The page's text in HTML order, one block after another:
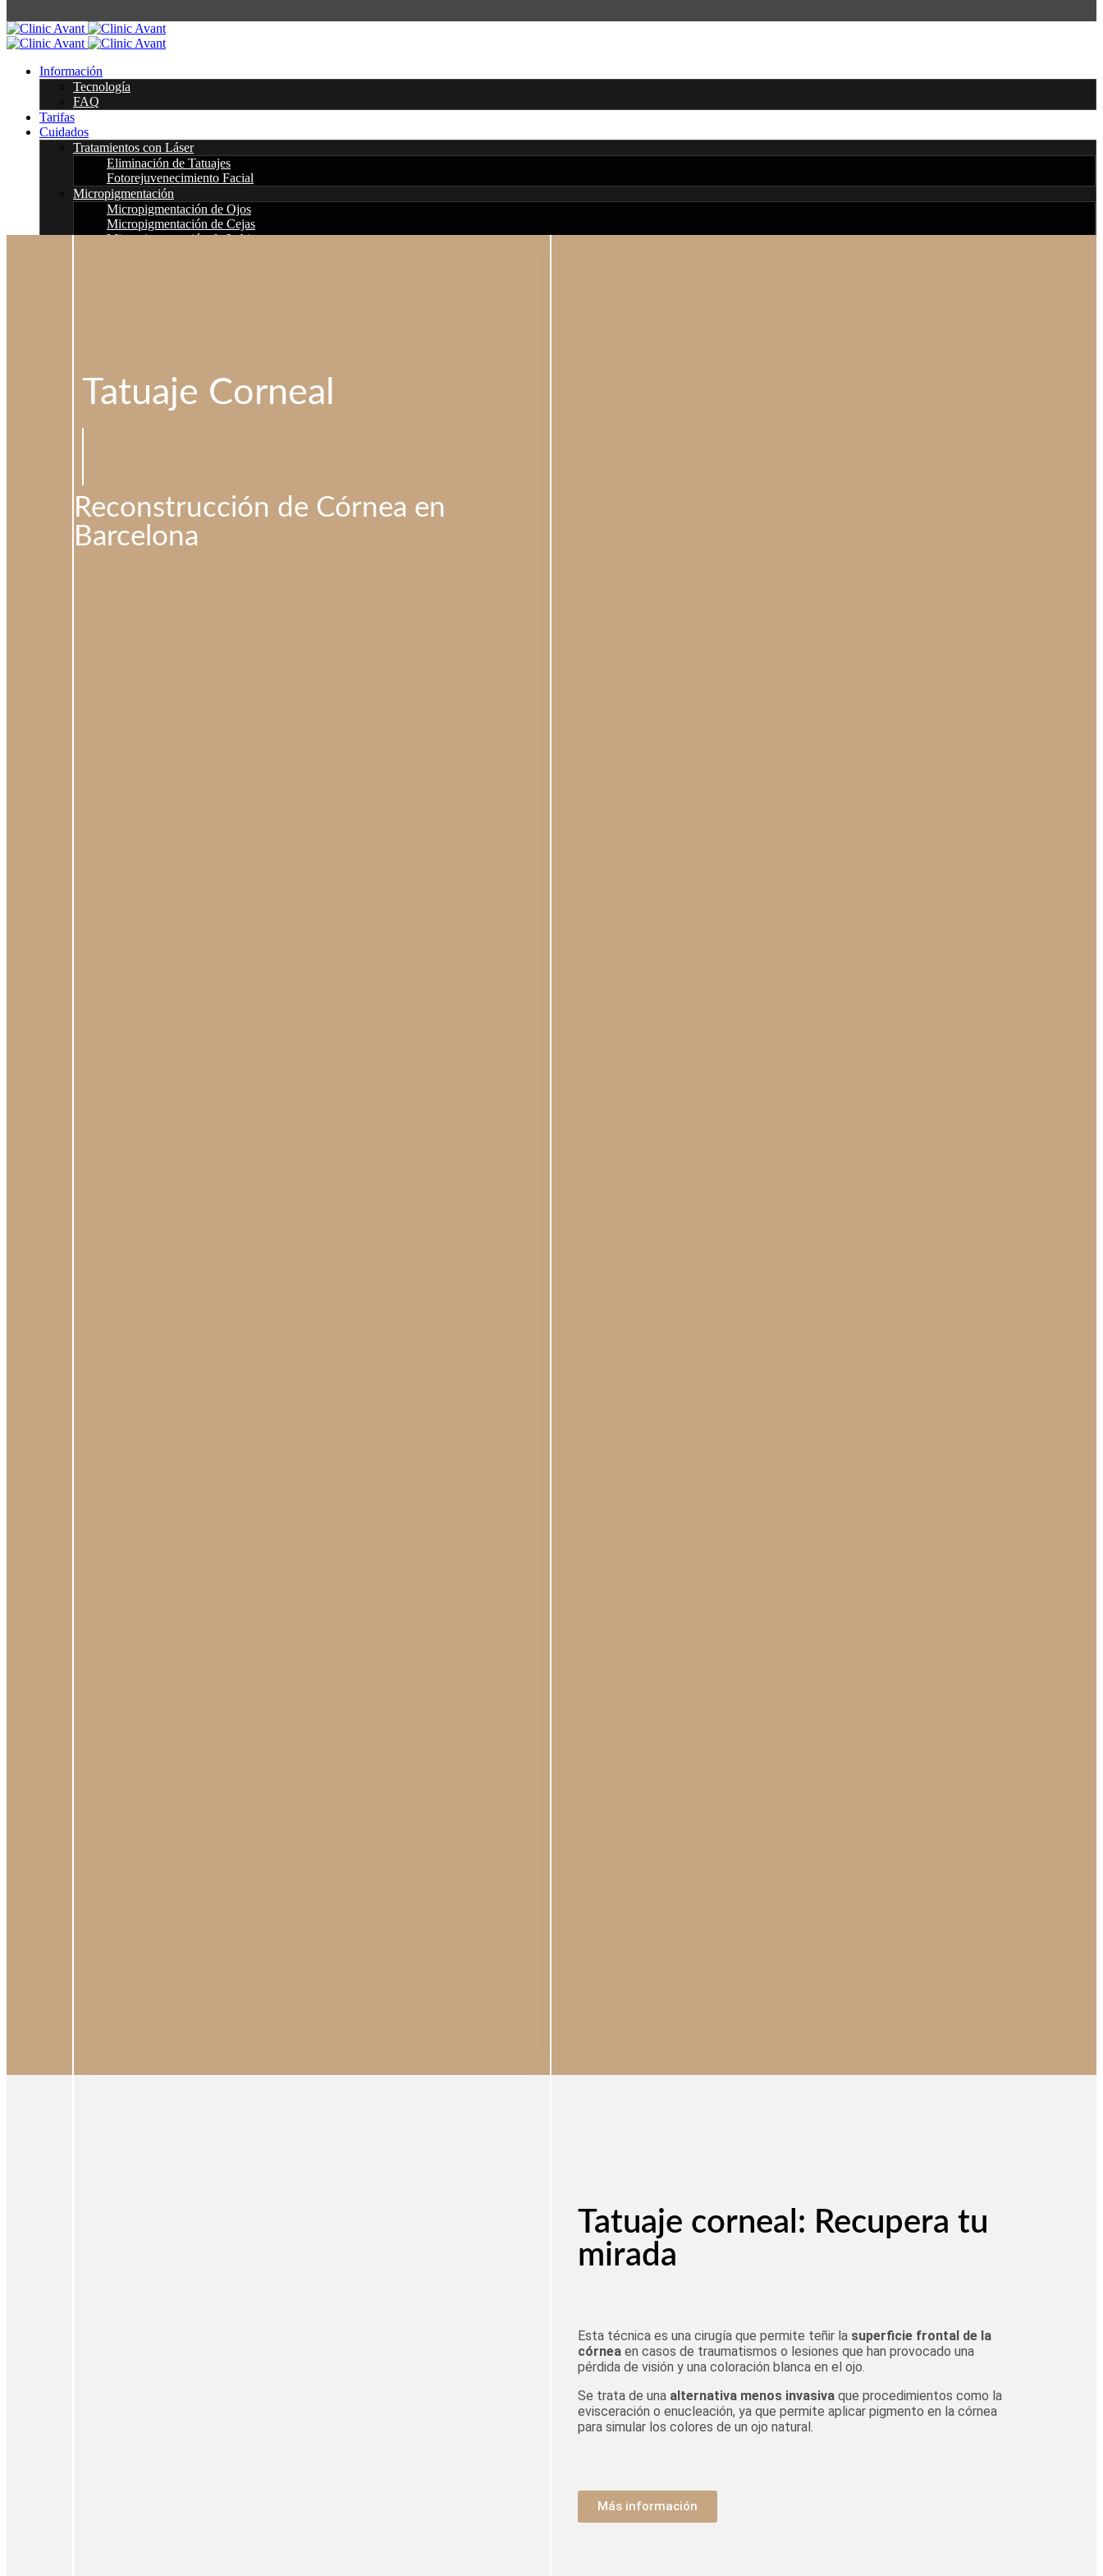
Información
Tecnología
FAQ
Tarifas
Cuidados
Tratamientos con Láser
Eliminación de Tatuajes
Fotorejuvenecimiento Facial
Micropigmentación
Micropigmentación de Ojos
Micropigmentación de Cejas
Micropigmentación de Labios
Tatuaje Corneal
Reconstrucción de Córnea en
Barcelona
Tatuaje corneal: Recupera tu
mirada
Esta técnica es una cirugía que permite teñir la superficie frontal de la
córnea en casos de traumatismos o lesiones que han provocado una
pérdida de visión y una coloración blanca en el ojo.
Se trata de una alternativa menos invasiva que procedimientos como la
evisceración o enucleación, ya que permite aplicar pigmento en la córnea
para simular los colores de un ojo natural.
Más información